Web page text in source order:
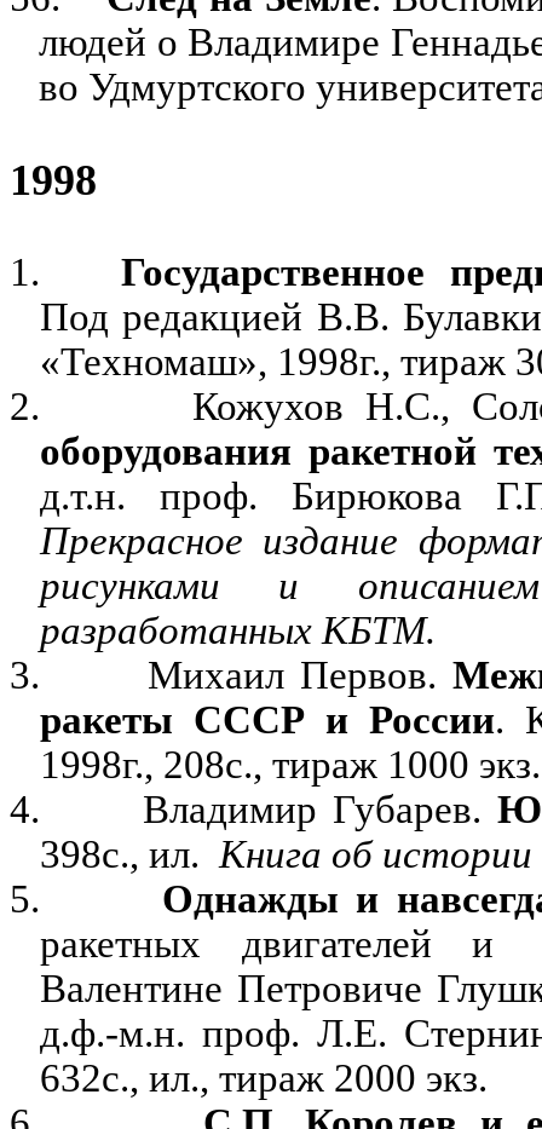
людей о Владимире
во Удмуртского
1998
1. Государственное
Под редакцией В.В.
«Техномаш», 1998г., тираж
2.
Кожухов Н.С.,
оборудования ракетной
д.т.н. проф. Бирюкова
Прекрасное издание
рисунками и
разработанных КБТМ.
3.
Михаил Первов.
ракеты СССР и России.
1998г., 208с., тираж 1000 экз.
4.
Владимир Губарев.
398с., ил. Книга об
5.
Однажды и
ракетных двигателей и
Валентине Петровиче
д.ф.-м.н. проф. Л.Е.
632с., ил., тираж 2000 экз.